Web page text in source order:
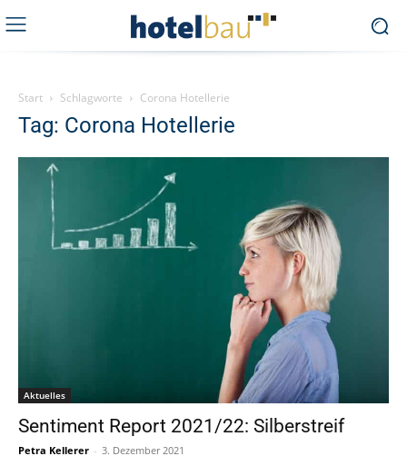
Start Schlagworte Corona Hotellerie
Tag: Corona Hotellerie
Aktuelles
Sentiment Report 2021/22: Silberstreif
Petra Kellerer - 3. Dezember 2021